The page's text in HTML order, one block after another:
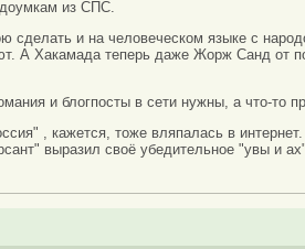
из СПС.
сделать и на человеческом языке с
А Хакамада теперь даже Жорж Санд от
и блогпосты в сети нужны, а что-то
, кажется, тоже вляпалась в
выразил своё убедительное "увы и